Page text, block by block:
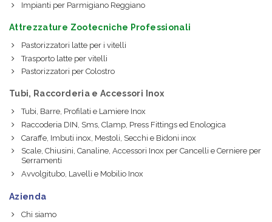
Impianti per Parmigiano Reggiano
Attrezzature Zootecniche Professionali
Pastorizzatori latte per i vitelli
Trasporto latte per vitelli
Pastorizzatori per Colostro
Tubi, Raccorderia e Accessori Inox
Tubi, Barre, Profilati e Lamiere Inox
Raccoderia DIN, Sms, Clamp, Press Fittings ed Enologica
Caraffe, Imbuti inox, Mestoli, Secchi e Bidoni inox
Scale, Chiusini, Canaline, Accessori Inox per Cancelli e Cerniere per
Serramenti
Avvolgitubo, Lavelli e Mobilio Inox
Azienda
Chi siamo